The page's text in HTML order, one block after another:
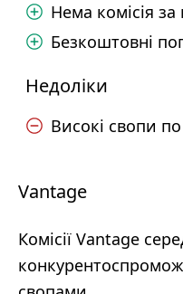
Нема комісія за
Безкоштовні
Недоліки
Високі свопи
Vantage
Комісії Vantage